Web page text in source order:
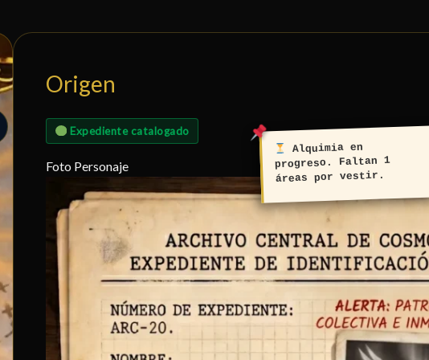
Origen
Expediente catalogado
Foto Personaje
Alquimia en
progreso. Faltan 1
áreas por vestir.